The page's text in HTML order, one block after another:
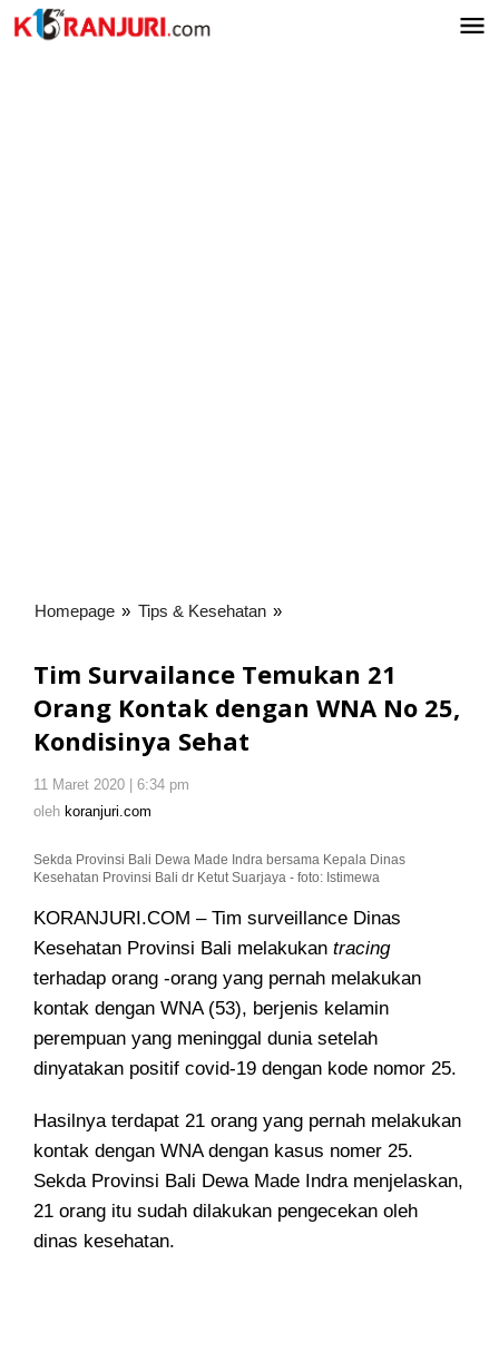
Lewati
ke
Homepage » Tips & Kesehatan »
21
Orang
Kondisinya
Sehat
Tim Survailance Temukan 21
Orang Kontak dengan WNA No 25,
Kondisinya Sehat
11 Maret 2020 | 6:34 pm
oleh koranjuri.com
Sekda Provinsi Bali Dewa Made Indra bersama Kepala Dinas
Kesehatan Provinsi Bali dr Ketut Suarjaya - foto: Istimewa
KORANJURI.COM – Tim surveillance Dinas
Kesehatan Provinsi Bali melakukan tracing
terhadap orang -orang yang pernah melakukan
kontak dengan WNA (53), berjenis kelamin
perempuan yang meninggal dunia setelah
dinyatakan positif covid-19 dengan kode nomor 25.
Hasilnya terdapat 21 orang yang pernah melakukan
kontak dengan WNA dengan kasus nomer 25.
Sekda Provinsi Bali Dewa Made Indra menjelaskan,
21 orang itu sudah dilakukan pengecekan oleh
dinas kesehatan.